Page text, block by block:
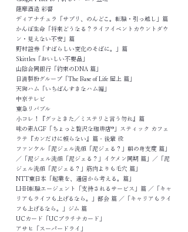
薩摩酒造 彩響
ディアナチュラ「サプリ、のんどこ。転職・引っ越し」篇
かんぽ生命「将来どうなる？ライフイベントカウントダウ
ン・見えない不安」篇
野村證券「すばらしい変化のそばに。」篇
Skittles「おいしい不要品」
山陰合同銀行「約束のDNA 篇」
日清製粉グループ「The Base of Life 屋上 篇」
天狗ハム「いちばんすきなハム編」
中京テレビ
東急リバブル
小コレ！『グッときた／ミステリと言う勿れ』篇
味の素AGF「ちょっと贅沢な珈琲店®」スティック カフェ
ラテ『カンだけに頼らない』篇 - 後輩 役
ファンケル「泥ジェル洗顔「泥ジェる？」朝の身支度 篇」
／「泥ジェル洗顔「泥ジェる？」イケメン同期 篇」／「泥
ジェル洗顔「泥ジェる？」筋肉よりも毛穴 篇」
NTT東日本「起業を、通信から考える。篇」
LHH転職エージェント「支持されるサービス」篇 ／「キャ
リアもライフも上げるなら。」都会 篇 ／「キャリアもライ
フも上げるなら。」ジム 篇
UCカード「UCプラチナカード」
アサヒ「スーパードライ」